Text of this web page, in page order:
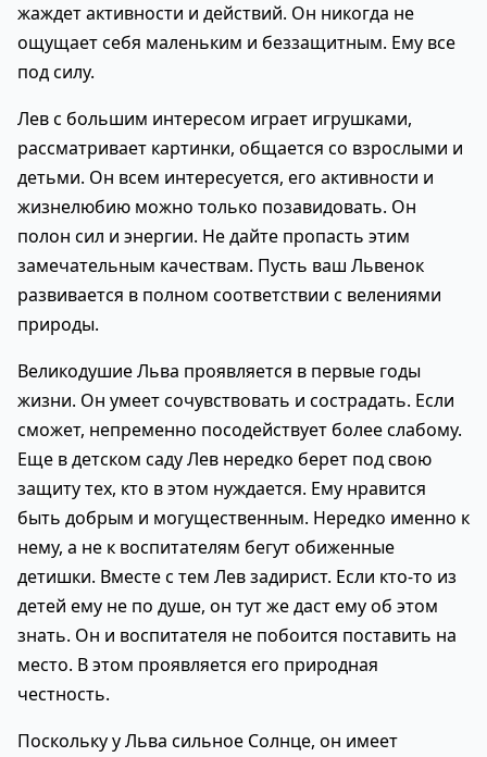
жаждет активности и действий. Он никогда не
ощущает себя маленьким и беззащитным. Ему все
под силу.
Лев с большим интересом играет игрушками,
рассматривает картинки, общается со взрослыми и
детьми. Он всем интересуется, его активности и
жизнелюбию можно только позавидовать. Он
полон сил и энергии. Не дайте пропасть этим
замечательным качествам. Пусть ваш Львенок
развивается в полном соответствии с велениями
природы.
Великодушие Льва проявляется в первые годы
жизни. Он умеет сочувствовать и сострадать. Если
сможет, непременно посодействует более слабому.
Еще в детском саду Лев нередко берет под свою
защиту тех, кто в этом нуждается. Ему нравится
быть добрым и могущественным. Нередко именно к
нему, а не к воспитателям бегут обиженные
детишки. Вместе с тем Лев задирист. Если кто-то из
детей ему не по душе, он тут же даст ему об этом
знать. Он и воспитателя не побоится поставить на
место. В этом проявляется его природная
честность.
Поскольку у Льва сильное Солнце, он имеет